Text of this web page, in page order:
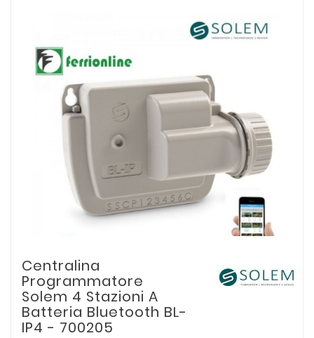
Centralina
Programmatore
Solem 4 Stazioni A
Batteria Bluetooth BL-
IP4 - 700205